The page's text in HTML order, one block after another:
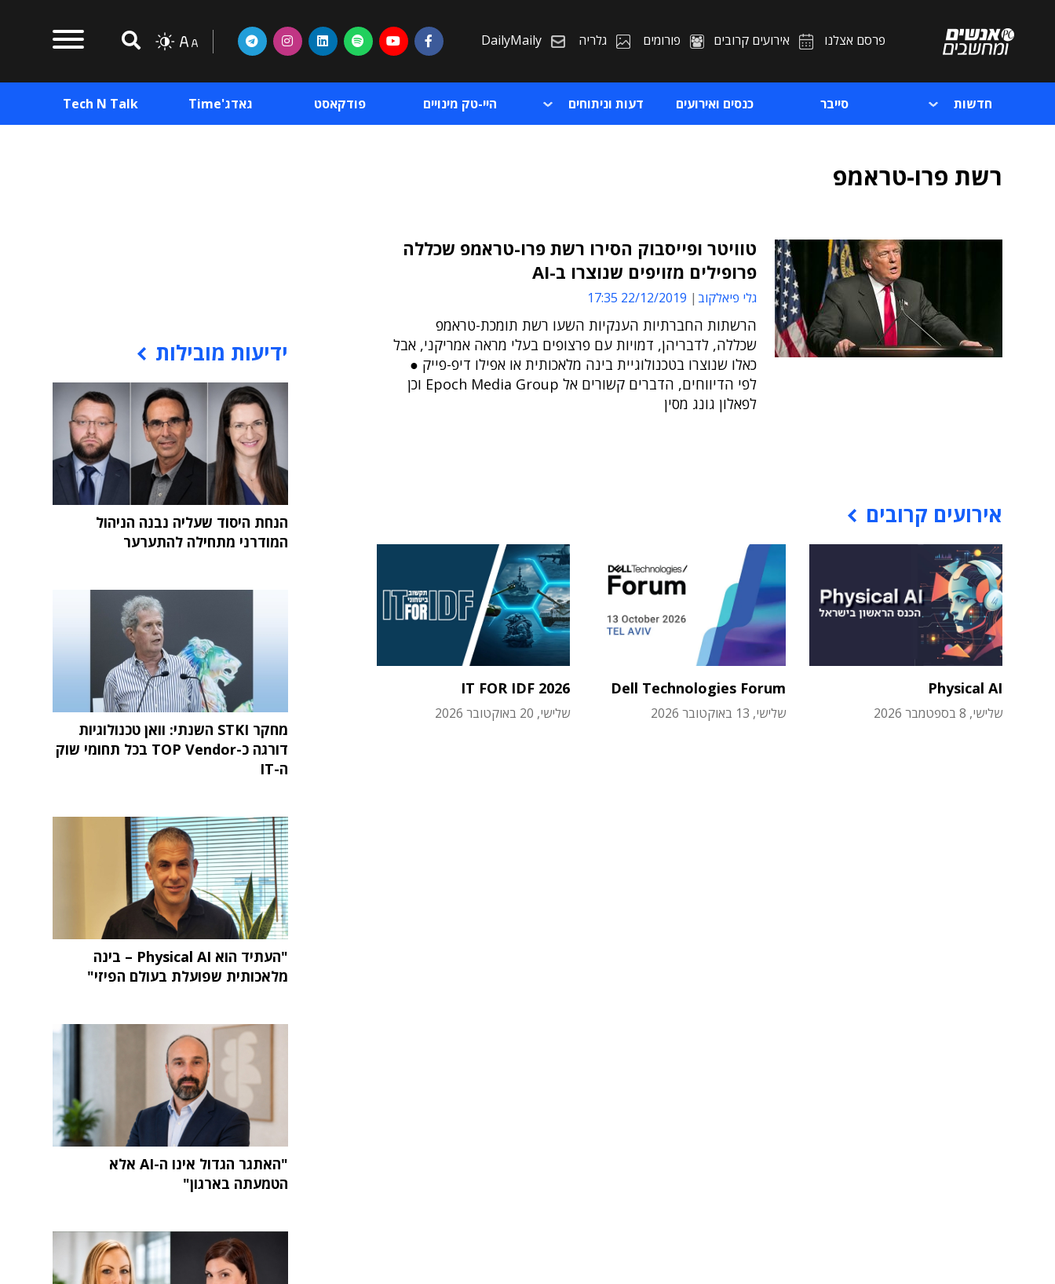
פרסם אצלנו אירועים קרובים פורומים גלריה DailyMaily
חדשות סייבר כנסים ואירועים דעות וניתוחים היי-טק מינויים פודקאסט גאדג'Time Tech N Talk
רשת פרו-טראמפ
טוויטר ופייסבוק הסירו רשת פרו-טראמפ שכללה
פרופילים מזויפים שנוצרו ב-AI
גלי פיאלקוב 22/12/2019 17:35
הרשתות החברתיות הענקיות השעו רשת תומכת-טראמפ
שכללה, לדבריהן, דמויות עם פרצופים בעלי מראה אמריקני, אבל
כאלו שנוצרו בטכנולוגיית בינה מלאכותית או אפילו דיפ-פייק ●
לפי הדיווחים, הדברים קשורים אל Epoch Media Group וכן
לפאלון גונג מסין
אירועים קרובים
Physical AI
שלישי, 8 בספטמבר 2026
Dell Technologies Forum
שלישי, 13 באוקטובר 2026
IT FOR IDF 2026
שלישי, 20 באוקטובר 2026
ידיעות מובילות
הנחת היסוד שעליה נבנה הניהול
המודרני מתחילה להתערער
מחקר STKI השנתי: וואן טכנולוגיות
דורגה כ-TOP Vendor בכל תחומי שוק
ה-IT
"העתיד הוא Physical AI – בינה
מלאכותית שפועלת בעולם הפיזי"
"האתגר הגדול אינו ה-AI אלא
הטמעתה בארגון"